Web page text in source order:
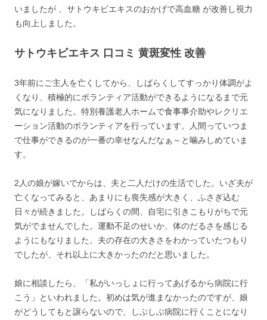
いましたが 、サトウキビエキスのおかげで高血糖 が改善し視力
も向上しました。
サトウキビエキス 口コミ 黄斑変性 改善
3年前にご主人を亡くしてから、しばらくしてすっかり体調がよ
くなり、積極的にボランティア活動ができるようになるまで元
気になりました。特別養護老人ホームで食事事介助やレクリエ
ーション活動のボランティアを行っています。人間っていつま
で仕事ができるのが一番の幸せなんだなぁ～と噛みしめていま
す。
2人の娘が嫁いでからは、夫と二人だけの生活でした。いざ夫が
亡くなってみると、あまりにも喪失感が大きく、ふさぎ込む
日々が続きました。しばらくの間、自宅に引きこもりがちで元
気がでませんでした。運動不足のせいか、体のだるさを感じる
ようにもなりました。夫の存在の大きさをわかっていたつもり
でしたが、それ以上に大きかったのだと思いました。
娘に相談したら、「私がいっしょに行ってあげるから病院に行
こう」といわれました。初めは気が進まなかったのですが、娘
がどうしてもと譲らないので、しぶしぶ病院に行くことになり